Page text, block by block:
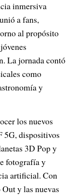
inmersiva
a fans,
al propósito
La jornada contó
como
y
los nuevos
5G, dispositivos
3D Pop y
fotografía y
artificial. Con
y las nuevas